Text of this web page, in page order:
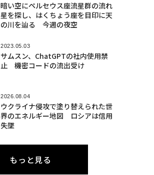
暗い空にペルセウス座流星群の流れ
星を探し、はくちょう座を目印に天
の川を辿る 今週の夜空
2023.05.03
サムスン、ChatGPTの社内使用禁
止 機密コードの流出受け
2026.08.04
ウクライナ侵攻で塗り替えられた世
界のエネルギー地図 ロシアは信用
失墜
もっと見る